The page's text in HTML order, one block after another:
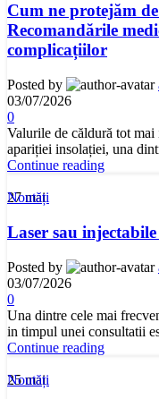
Cum ne protejăm
Recomandările
complicațiilor
Posted by
03/07/2026
0
Valurile de căldură tot mai
apariției insolației, una
Continue reading
27mai
Noutăți
Laser sau
Posted by
03/07/2026
0
Una dintre cele mai
in timpul unei consultatii
Continue reading
25mai
Noutăți